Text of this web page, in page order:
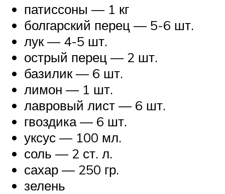
патиссоны — 1 кг
болгарский перец — 5-6 шт.
лук — 4-5 шт.
острый перец — 2 шт.
базилик — 6 шт.
лимон — 1 шт.
лавровый лист — 6 шт.
гвоздика — 6 шт.
уксус — 100 мл.
соль — 2 ст. л.
сахар — 250 гр.
зелень